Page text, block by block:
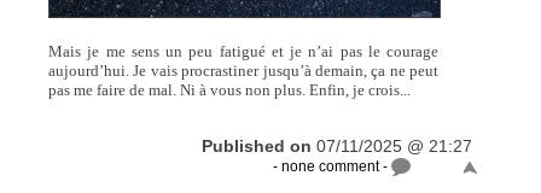
Mais je me sens un peu fatigué et je n’ai pas le courage
aujourd’hui. Je vais procrastiner jusqu’à demain, ça ne peut
pas me faire de mal. Ni à vous non plus. Enfin, je crois...
Published on 07/11/2025 @ 21:27
- none comment -